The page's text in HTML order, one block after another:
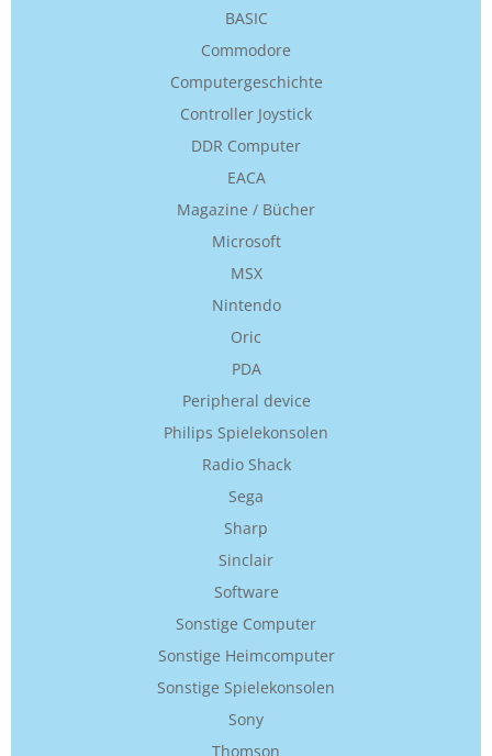
BASIC
Commodore
Computergeschichte
Controller Joystick
DDR Computer
EACA
Magazine / Bücher
Microsoft
MSX
Nintendo
Oric
PDA
Peripheral device
Philips Spielekonsolen
Radio Shack
Sega
Sharp
Sinclair
Software
Sonstige Computer
Sonstige Heimcomputer
Sonstige Spielekonsolen
Sony
Thomson